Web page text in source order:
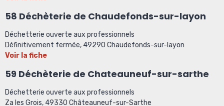
58 Déchèterie de Chaudefonds-sur-layon
Déchetterie ouverte aux professionnels
Définitivement fermée, 49290 Chaudefonds-sur-layon
Voir la fiche
59 Déchèterie de Chateauneuf-sur-sarthe
Déchetterie ouverte aux professionnels
Za les Grois, 49330 Châteauneuf-sur-Sarthe